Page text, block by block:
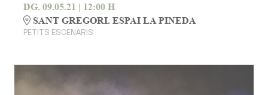
DG. 09.05.21 | 12:00 H
SANT GREGORI. ESPAI LA PINEDA
PETITS ESCENARIS